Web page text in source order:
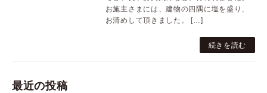
お施主さまには、建物の四隅に塩を盛り、
お清めして頂きました。 […]
続きを読む
最近の投稿